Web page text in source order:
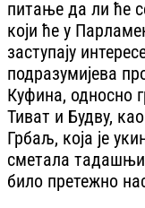
питање да ли ће
који ће у
заступају
подразумијева
Куфина, односно
Тиват и Будву,
Грбаљ, која је
сметала
било претежно